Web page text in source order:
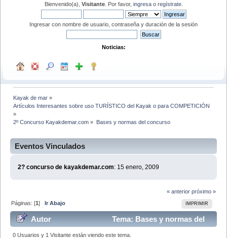
Bienvenido(a), Visitante. Por favor, ingresao regístrate.
Ingresar con nombre de usuario, contraseña y duración de la sesión
Noticias:
Kayak de mar »
Artículos Interesantes sobre uso TURÍSTICO del Kayak o para COMPETICIÓN
»
2º Concurso Kayakdemar.com » Bases y normas del concurso
Eventos Vinculados
2? concurso de kayakdemar.com: 15 enero, 2009
« anterior próximo »
IMPRIMIR
Páginas: [1]Ir Abajo
Autor
Tema: Bases y normas del
concurso (Leído 59228 veces)
0 Usuarios y 1 Visitante están viendo este tema.